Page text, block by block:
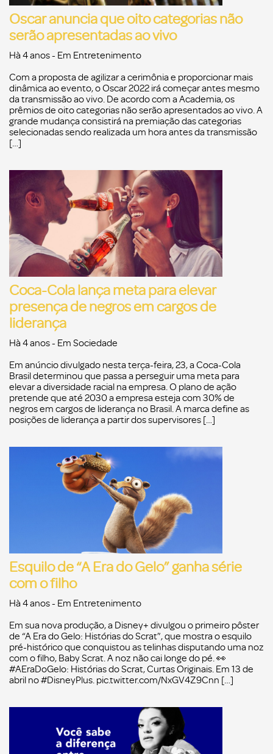
Oscar anuncia que oito categorias não
serão apresentadas ao vivo
Hà 4 anos- Em Entretenimento
Com a proposta de agilizar a cerimônia e proporcionar mais
dinâmica ao evento, o Oscar 2022 irá começar antes mesmo
da transmissão ao vivo. De acordo com a Academia, os
prêmios de oito categorias não serão apresentados ao vivo. A
grande mudança consistirá na premiação das categorias
selecionadas sendo realizada um hora antes da transmissão
[…]
Coca-Cola lança meta para elevar
presença de negros em cargos de
liderança
Hà 4 anos- Em Sociedade
Em anúncio divulgado nesta terça-feira, 23, a Coca-Cola
Brasil determinou que passa a perseguir uma meta para
elevar a diversidade racial na empresa. O plano de ação
pretende que até 2030 a empresa esteja com 30% de
negros em cargos de liderança no Brasil. A marca define as
posições de liderança a partir dos supervisores […]
Esquilo de “A Era do Gelo” ganha série
com o filho
Hà 4 anos- Em Entretenimento
Em sua nova produção, a Disney+ divulgou o primeiro pôster
de “A Era do Gelo: Histórias do Scrat”, que mostra o esquilo
pré-histórico que conquistou as telinhas disputando uma noz
com o filho, Baby Scrat. A noz não cai longe do pé. 👀
#AEraDoGelo: Histórias do Scrat, Curtas Originais. Em 13 de
abril no #DisneyPlus. pic.twitter.com/NxGV4Z9Cnn […]